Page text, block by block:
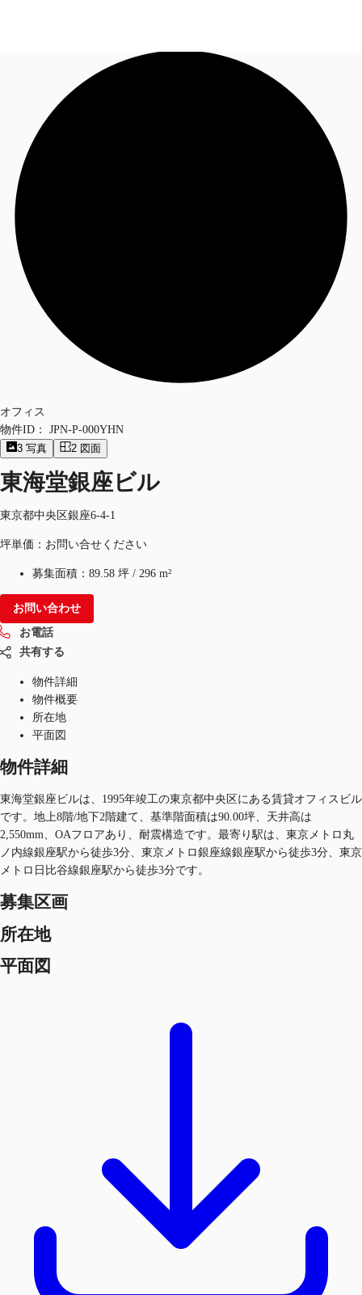
オフィス・事務所
倉庫・物流センター
お電話
オフィス
物件ID：
JPN-P-000YHN
3 写真 2 図面
東海堂銀座ビル
東京都中央区銀座6-4-1
坪単価：お問い合せください
募集面積： 89.58 坪 / 296 m²
お問い合わせ
お電話
共有する
物件詳細
物件概要
所在地
平面図
物件詳細
東海堂銀座ビルは、1995年竣工の東京都中央区にある賃貸オフィスビル
です。地上8階/地下2階建て、基準階面積は90.00坪、天井高は
2,550mm、OAフロアあり、耐震構造です。最寄り駅は、東京メトロ丸
ノ内線銀座駅から徒歩3分、東京メトロ銀座線銀座駅から徒歩3分、東京
メトロ日比谷線銀座駅から徒歩3分です。
募集区画
所在地
平面図